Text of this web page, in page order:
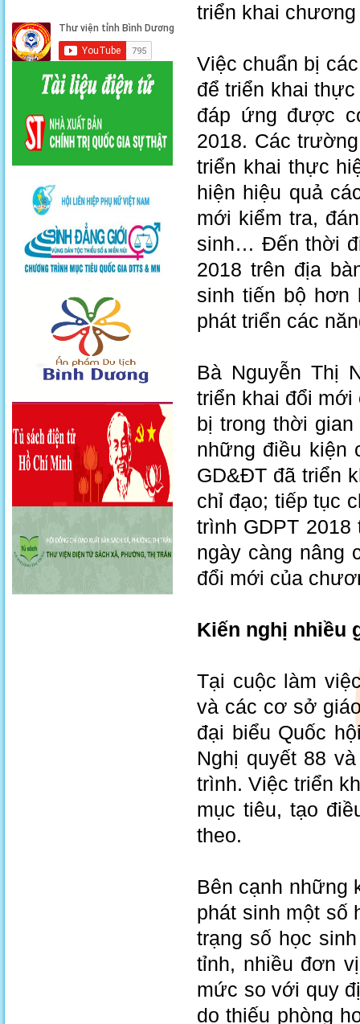
triển khai
Việc chuẩn bị
để triển khai
đáp ứng được
2018. Các
triển khai thực
hiện hiệu quả
mới kiểm tra,
sinh… Đến thời
2018 trên địa
sinh tiến bộ hơn
phát triển các
Bà Nguyễn Thị
triển khai đổi
bị trong thời
những điều kiện
GD&ĐT đã triển
chỉ đạo; tiếp tục
trình GDPT
ngày càng nâng
đổi mới của
Kiến nghị nhiều
Tại cuộc làm
và các cơ sở
đại biểu Quốc
Nghị quyết 88
trình. Việc triển
mục tiêu, tạo
theo.
Bên cạnh những
phát sinh một số
trạng số học
tỉnh, nhiều đơn
mức so với quy
do thiếu phòng